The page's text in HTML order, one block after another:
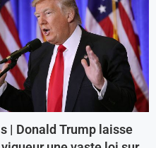
| Donald Trump laisse